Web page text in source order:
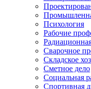
Психология
Рабочие
Сварочное
Складское
Сметное дело
Социальная
Спортивная